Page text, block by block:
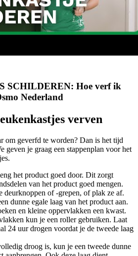
SCHILDEREN: Hoe verf ik
Nederland
verven
om geverfd te worden? Dan is het tijd
geven je graag een stappenplan voor het
het product goed door. Dit zorgt
van het product goed mengen.
deurknoppen of -grepen, of plak ze af.
dunne egale laag van het product aan.
en kleine oppervlakken een kwast.
kun je een roller gebruiken. Laat
24 uur drogen voordat je de tweede laag
droog is, kun je een tweede dunne